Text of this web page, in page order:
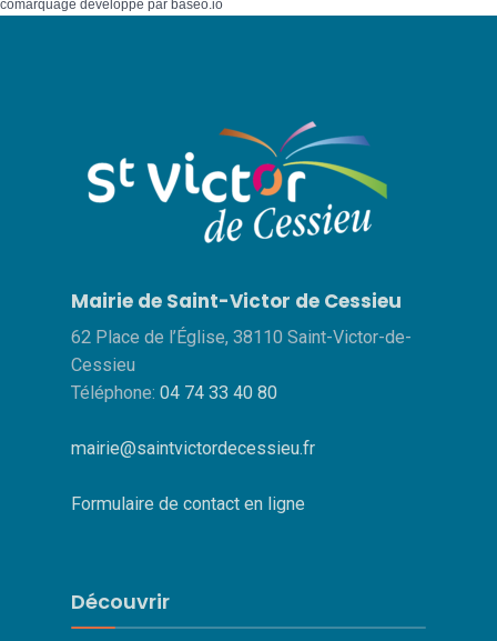
comarquage developpé par baseo.io
Mairie de Saint-Victor de Cessieu
62 Place de l’Église, 38110 Saint-Victor-de-
Cessieu
Téléphone: 04 74 33 40 80
mairie@saintvictordecessieu.fr
Formulaire de contact en ligne
Découvrir